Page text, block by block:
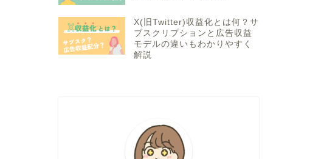
X(旧Twitter)収益化とは何？サ
ブスクリプションと広告収益
モデルの違いもわかりやすく
解説